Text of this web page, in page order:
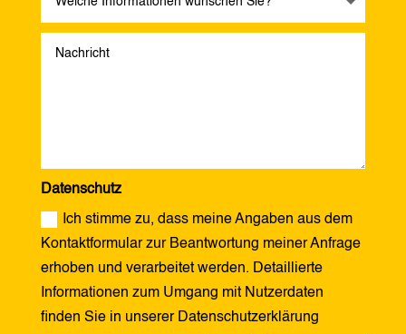
Datenschutz
Ich stimme zu, dass meine Angaben aus dem
Kontaktformular zur Beantwortung meiner Anfrage
erhoben und verarbeitet werden. Detaillierte
Informationen zum Umgang mit Nutzerdaten
finden Sie in unserer Datenschutzerklärung